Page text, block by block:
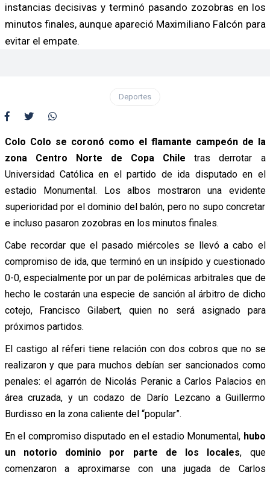
instancias decisivas y terminó pasando zozobras en los
minutos finales, aunque apareció Maximiliano Falcón para
evitar el empate.
Deportes
Colo Colo se coronó como el flamante campeón de la
zona Centro Norte de Copa Chile tras derrotar a
Universidad Católica en el partido de ida disputado en el
estadio Monumental. Los albos mostraron una evidente
superioridad por el dominio del balón, pero no supo concretar
e incluso pasaron zozobras en los minutos finales.
Cabe recordar que el pasado miércoles se llevó a cabo el
compromiso de ida, que terminó en un insípido y cuestionado
0-0, especialmente por un par de polémicas arbitrales que de
hecho le costarán una especie de sanción al árbitro de dicho
cotejo, Francisco Gilabert, quien no será asignado para
próximos partidos.
El castigo al réferi tiene relación con dos cobros que no se
realizaron y que para muchos debían ser sancionados como
penales: el agarrón de Nicolás Peranic a Carlos Palacios en
área cruzada, y un codazo de Darío Lezcano a Guillermo
Burdisso en la zona caliente del “popular”.
En el compromiso disputado en el estadio Monumental, hubo
un notorio dominio por parte de los locales, que
comenzaron a aproximarse con una jugada de Carlos